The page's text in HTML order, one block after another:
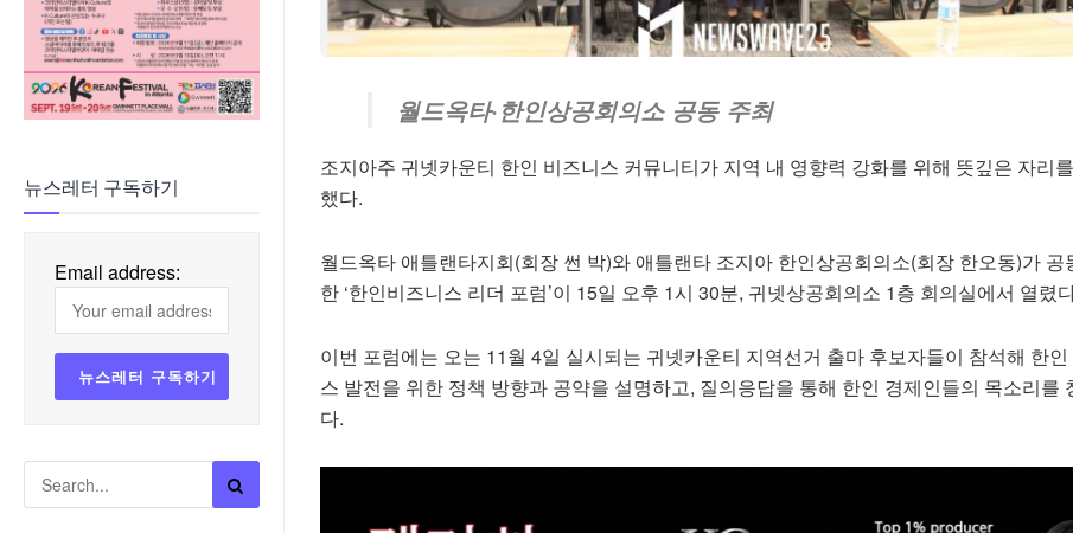
뉴스레터 구독하기
Email address:
월드옥타·한인상공회의소 공동 주최
조지아주 귀넷카운티 한인 비즈니스 커뮤니티가 지역 내 영향력 강화를 위해 뜻깊은 자리
했다.
월드옥타 애틀랜타지회(회장 썬 박)와 애틀랜타 조지아 한인상공회의소(회장 한오동)가 공
한 ‘한인비즈니스 리더 포럼’이 15일 오후 1시 30분, 귀넷상공회의소 1층 회의실에서 열렸
이번 포럼에는 오는 11월 4일 실시되는 귀넷카운티 지역선거 출마 후보자들이 참석해 한인
스 발전을 위한 정책 방향과 공약을 설명하고, 질의응답을 통해 한인 경제인들의 목소리를
다.